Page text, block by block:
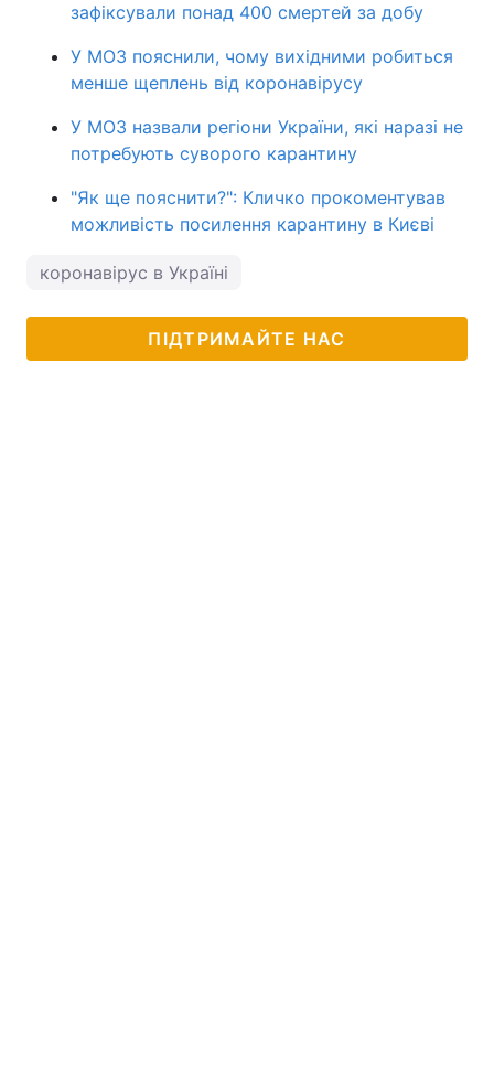
зафіксували понад 400 смертей за добу
У МОЗ пояснили, чому вихідними робиться
менше щеплень від коронавірусу
У МОЗ назвали регіони України, які наразі не
потребують суворого карантину
"Як ще пояснити?": Кличко прокоментував
можливість посилення карантину в Києві
коронавірус в Україні
ПІДТРИМАЙТЕ НАС